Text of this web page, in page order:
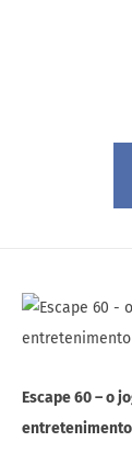
Escape 60 – o